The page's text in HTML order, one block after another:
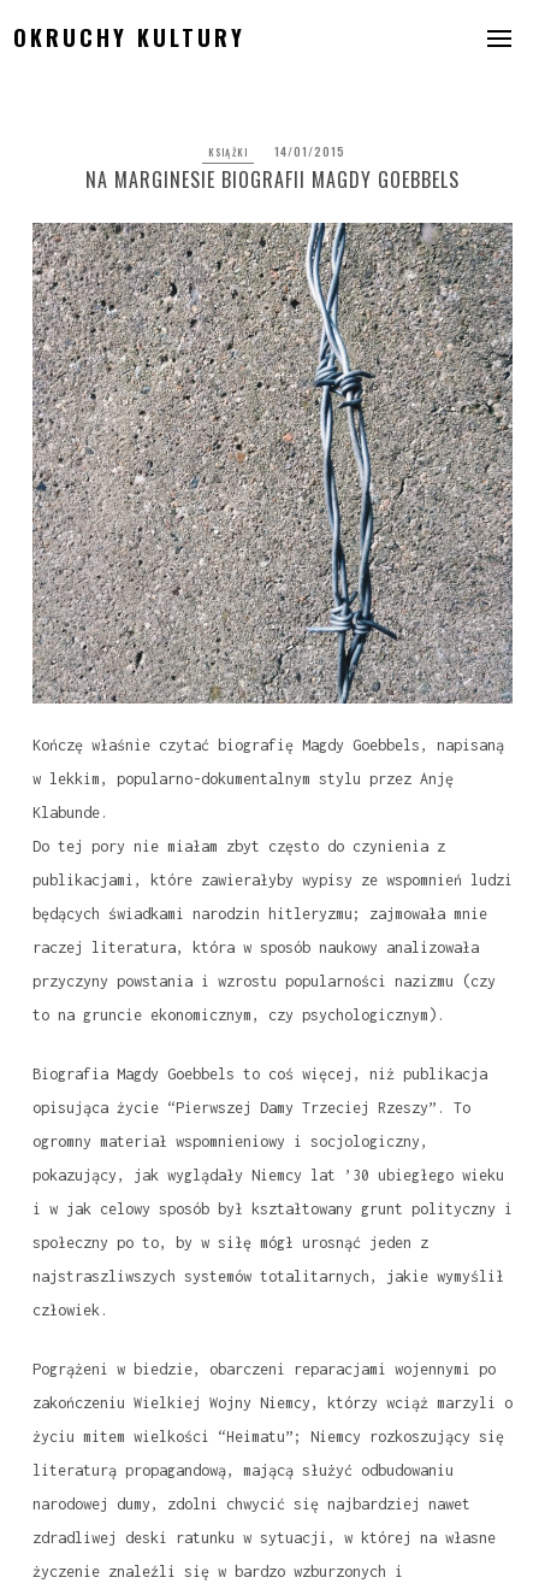
toOKRUCHY KULTURY
KSIĄŻKI 14/01/2015
NA MARGINESIE BIOGRAFII MAGDY GOEBBELS
Kończę właśnie czytać biografię Magdy Goebbels, napisaną
w lekkim, popularno-dokumentalnym stylu przez Anję
Klabunde.
Do tej pory nie miałam zbyt często do czynienia z
publikacjami, które zawierałyby wypisy ze wspomnień ludzi
będących świadkami narodzin hitleryzmu; zajmowała mnie
raczej literatura, która w sposób naukowy analizowała
przyczyny powstania i wzrostu popularności nazizmu (czy
to na gruncie ekonomicznym, czy psychologicznym).
Biografia Magdy Goebbels to coś więcej, niż publikacja
opisująca życie “Pierwszej Damy Trzeciej Rzeszy”. To
ogromny materiał wspomnieniowy i socjologiczny,
pokazujący, jak wyglądały Niemcy lat ’30 ubiegłego wieku
i w jak celowy sposób był kształtowany grunt polityczny i
społeczny po to, by w siłę mógł urosnąć jeden z
najstraszliwszych systemów totalitarnych, jakie wymyślił
człowiek.
Pogrążeni w biedzie, obarczeni reparacjami wojennymi po
zakończeniu Wielkiej Wojny Niemcy, którzy wciąż marzyli o
życiu mitem wielkości “Heimatu”; Niemcy rozkoszujący się
literaturą propagandową, mającą służyć odbudowaniu
narodowej dumy, zdolni chwycić się najbardziej nawet
zdradliwej deski ratunku w sytuacji, w której na własne
życzenie znaleźli się w bardzo wzburzonych i